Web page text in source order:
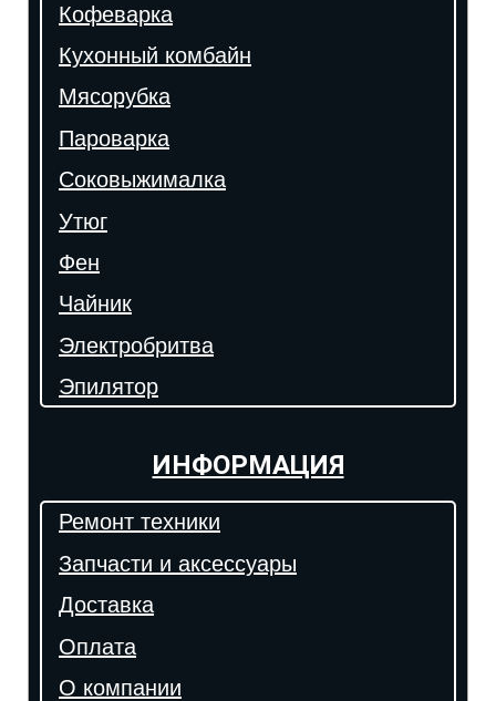
Кофеварка
Кухонный комбайн
Мясорубка
Пароварка
Соковыжималка
Утюг
Фен
Чайник
Электробритва
Эпилятор
ИНФОРМАЦИЯ
Ремонт техники
Запчасти и аксессуары
Доставка
Оплата
О компании